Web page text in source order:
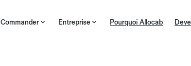
Commander Entreprise Pourquoi Allocab